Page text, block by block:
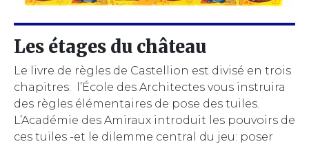
Les étages du château
Le livre de règles de Castellion est divisé en trois
chapitres: l’École des Architectes vous instruira
des règles élémentaires de pose des tuiles.
L’Académie des Amiraux introduit les pouvoirs de
ces tuiles -et le dilemme central du jeu: poser